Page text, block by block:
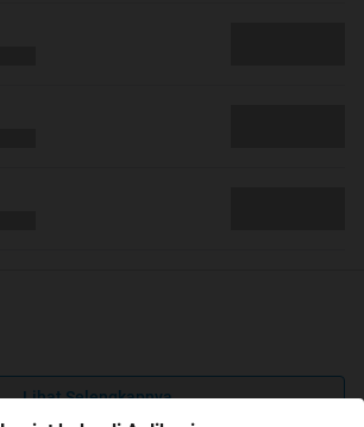
Lihat Selengkapnya